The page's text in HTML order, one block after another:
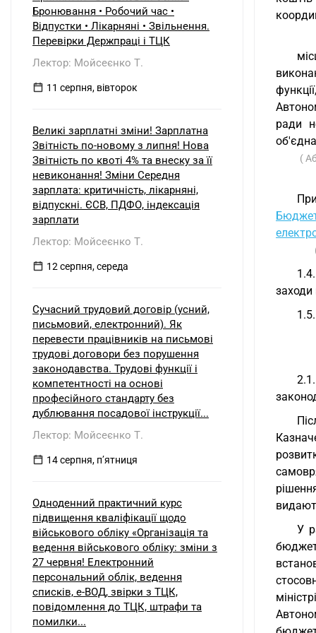
ради
(
заходи
У
Бронювання • Робочий час •
Відпустки • Лікарняні • Звільнення.
Перевірки Держпраці і ТЦК
Лектор: Мойсеєнко Т.
11 серпня, вівторок
Великі зарплатні зміни! Зарплатна
Звітність по-новому з липня! Нова
Звітність по квоті 4% та внеску за її
невиконання! Зміни Середня
зарплата: критичність, лікарняні,
відпускні. ЄСВ, ПДФО, індексація
зарплати
Лектор: Мойсеєнко Т.
12 серпня, середа
Сучасний трудовий договір (усний,
письмовий, електронний). Як
перевести працівників на письмові
трудові договори без порушення
законодавства. Трудові функції і
компетентності на основі
професійного стандарту без
дублювання посадової інструкції...
Лектор: Мойсеєнко Т.
14 серпня, пʼятниця
Одноденний практичний курс
підвищення кваліфікації щодо
військового обліку «Організація та
ведення військового обліку: зміни з
27 червня! Електронний
персональний облік, ведення
списків, е-ВОД, звірки з ТЦК,
повідомлення до ТЦК, штрафи та
помилки...